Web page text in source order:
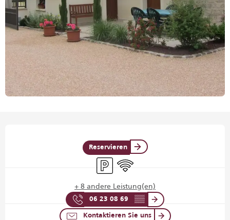
Reservieren
Parkplatz
Wi-Fi
+ 8 andere Leistung(en)
06 23 08 69 ▒▒
Kontaktieren Sie uns